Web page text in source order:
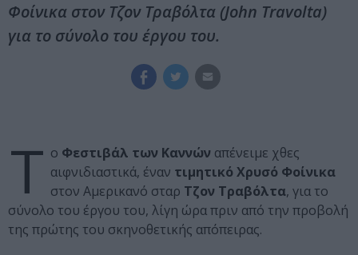
Φοίνικα στον Τζον Τραβόλτα (John Travolta)
για το σύνολο του έργου του.
Τ ο Φεστιβάλ των Καννών απένειμε χθες
αιφνιδιαστικά, έναν τιμητικό Χρυσό Φοίνικα
στον Αμερικανό σταρ Τζον Τραβόλτα, για το
σύνολο του έργου του, λίγη ώρα πριν από την προβολή
της πρώτης του σκηνοθετικής απόπειρας.